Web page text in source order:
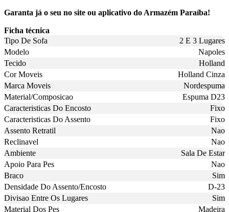
Garanta já o seu no site ou aplicativo do Armazém Paraíba!
Ficha técnica
Tipo De Sofa
2 E 3 Lugares
Modelo
Napoles
Tecido
Holland
Cor Moveis
Holland Cinza
Marca Moveis
Nordespuma
Material/Composicao
Espuma D23
Caracteristicas Do Encosto
Fixo
Caracteristicas Do Assento
Fixo
Assento Retratil
Nao
Reclinavel
Nao
Ambiente
Sala De Estar
Apoio Para Pes
Nao
Braco
Sim
Densidade Do Assento/Encosto
D-23
Divisao Entre Os Lugares
Sim
Material Dos Pes
Madeira